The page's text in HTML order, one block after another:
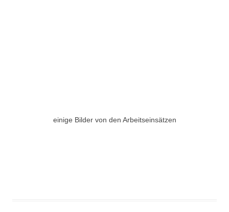
einige Bilder von den Arbeitseinsätzen